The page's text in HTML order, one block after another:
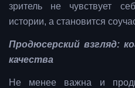
зритель не чувствует
истории, а становится
Продюсерский взгляд:
качества
Не менее важна и